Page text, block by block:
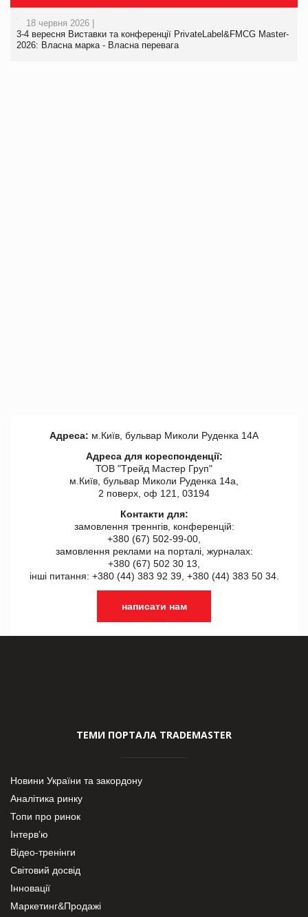
18 червня 2026 |
3-4 вересня Виставки та конференції PrivateLabel&FMCG Master-
2026: Власна марка - Власна перевага
Адреса: м.Київ, бульвар Миколи Руденка 14А
Адреса для кореспонденції:
ТОВ "Tрейд Мастер Груп"
м.Київ, бульвар Миколи Руденка 14а,
2 поверх, оф 121, 03194
Контакти для:
замовлення треннгів, конференцій:
+380 (67) 502-99-00,
замовлення реклами на порталі, журналах:
+380 (67) 502 30 13,
інші питання: +380 (44) 383 92 39, +380 (44) 383 50 34.
написати нам
ТЕМИ ПОРТАЛА TRADEMASTER
Новини України та закордону
Аналітика ринку
Топи про ринок
Інтерв’ю
Відео-тренінги
Світовий досвід
Інновації
Маркетинг&Продажі